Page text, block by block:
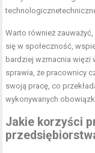
technologiczne
Warto również
się w społeczność,
bardziej wzmacnia więzi
sprawia, że pracownicy
swoją pracę, co
wykonywanych
Jakie korzyści